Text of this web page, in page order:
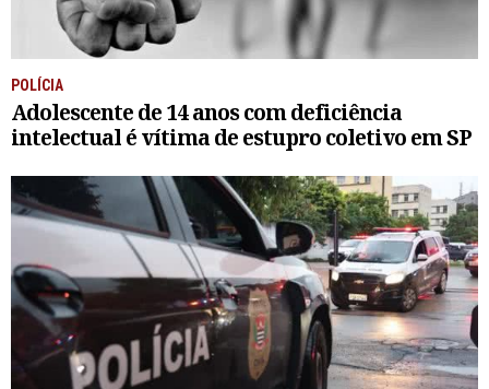
POLÍCIA
Adolescente de 14 anos com deficiência
intelectual é vítima de estupro coletivo em SP